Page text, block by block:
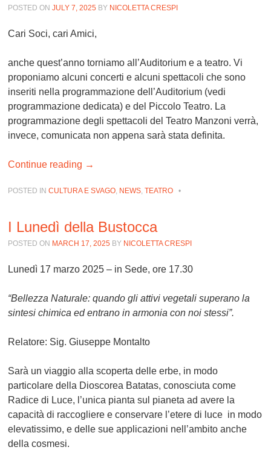
POSTED ONJULY 7, 2025 BY NICOLETTA CRESPI
Cari Soci, cari Amici,
anche quest’anno torniamo all’Auditorium e a teatro. Vi
proponiamo alcuni concerti e alcuni spettacoli che sono
inseriti nella programmazione dell’Auditorium (vedi
programmazione dedicata) e del Piccolo Teatro. La
programmazione degli spettacoli del Teatro Manzoni verrà,
invece, comunicata non appena sarà stata definita.
Continue reading →
POSTED INCULTURA E SVAGO, NEWS,TEATRO •
I Lunedì della Bustocca
POSTED ON MARCH 17, 2025 BY NICOLETTA CRESPI
Lunedì 17 marzo 2025 – in Sede, ore 17.30
“Bellezza Naturale: quando gli attivi vegetali superano la
sintesi chimica ed entrano in armonia con noi stessi”.
Relatore: Sig. Giuseppe Montalto
Sarà un viaggio alla scoperta delle erbe, in modo
particolare della Dioscorea Batatas, conosciuta come
Radice di Luce, l’unica pianta sul pianeta ad avere la
capacità di raccogliere e conservare l’etere di luce in modo
elevatissimo, e delle sue applicazioni nell’ambito anche
della cosmesi.